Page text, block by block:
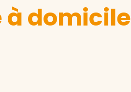
à domicile